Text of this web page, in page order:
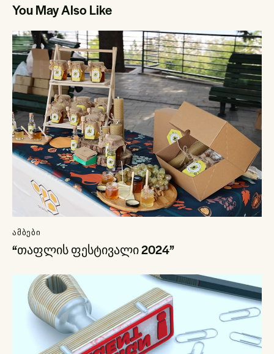
You May Also Like
ᲐᲛᲑᲔᲑᲘ
“თაფლის ფესტივალი 2024”